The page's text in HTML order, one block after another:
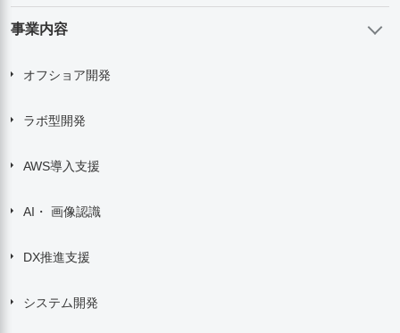
事業内容
オフショア開発
ラボ型開発
AWS導入支援
AI・ 画像認識
DX推進支援
システム開発